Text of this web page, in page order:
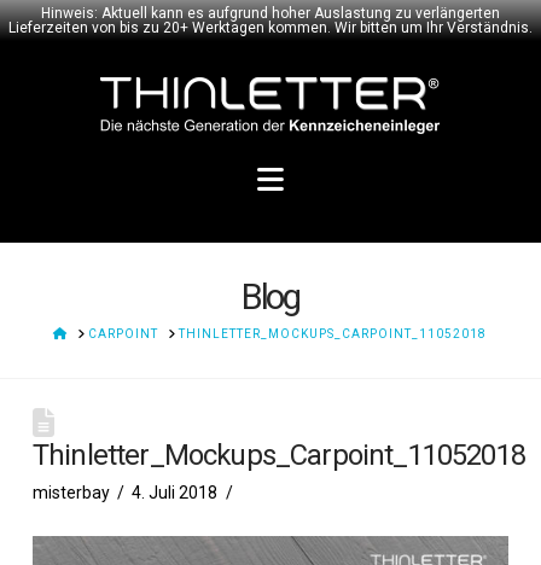
Hinweis: Aktuell kann es aufgrund hoher Auslastung zu verlängerten
Lieferzeiten von bis zu 20+ Werktagen kommen. Wir bitten um Ihr Verständnis.
Navigation
Blog
HOMECARPOINT THINLETTER_MOCKUPS_CARPOINT_11052018
Thinletter_Mockups_Carpoint_11052018
misterbay 4. Juli 2018